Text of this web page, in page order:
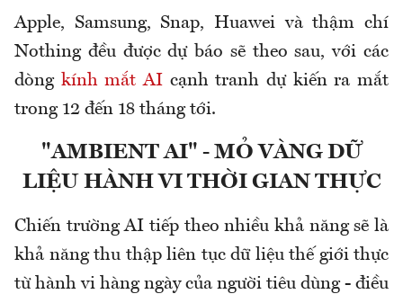
Apple, Samsung, Snap, Huawei và thậm chí
Nothing đều được dự báo sẽ theo sau, với các
dòng kính mắt AI cạnh tranh dự kiến ra mắt
trong 12 đến 18 tháng tới.
"AMBIENT AI" - MỎ VÀNG DỮ
LIỆU HÀNH VI THỜI GIAN THỰC
Chiến trường AI tiếp theo nhiều khả năng sẽ là
khả năng thu thập liên tục dữ liệu thế giới thực
từ hành vi hàng ngày của người tiêu dùng - điều